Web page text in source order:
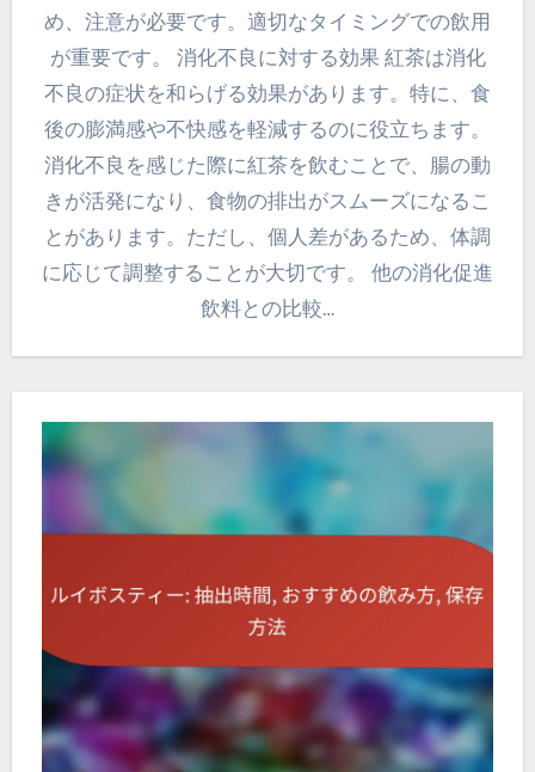
め、注意が必要です。適切なタイミングでの飲用
が重要です。 消化不良に対する効果 紅茶は消化
不良の症状を和らげる効果があります。特に、食
後の膨満感や不快感を軽減するのに役立ちます。
消化不良を感じた際に紅茶を飲むことで、腸の動
きが活発になり、食物の排出がスムーズになるこ
とがあります。ただし、個人差があるため、体調
に応じて調整することが大切です。 他の消化促進
飲料との比較…